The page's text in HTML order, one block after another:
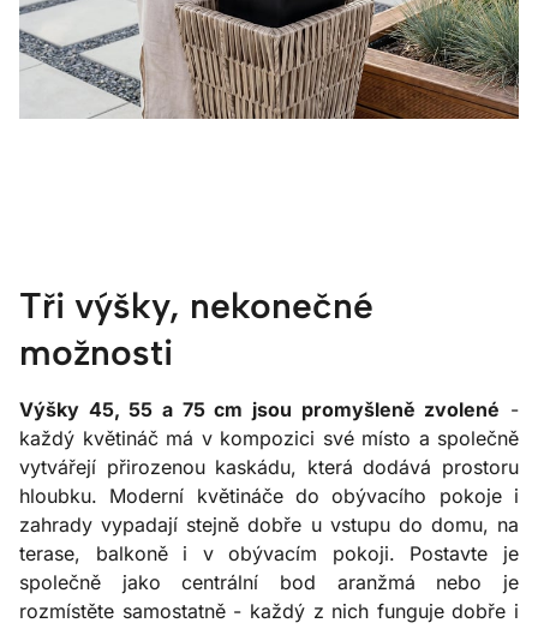
Tři výšky, nekonečné
možnosti
Výšky 45, 55 a 75 cm jsou promyšleně zvolené -
každý květináč má v kompozici své místo a společně
vytvářejí přirozenou kaskádu, která dodává prostoru
hloubku. Moderní květináče do obývacího pokoje i
zahrady vypadají stejně dobře u vstupu do domu, na
terase, balkoně i v obývacím pokoji. Postavte je
společně jako centrální bod aranžmá nebo je
rozmístěte samostatně - každý z nich funguje dobře i